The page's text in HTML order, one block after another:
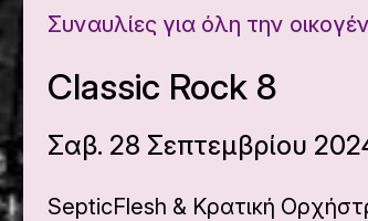
Συναυλίες για όλη την
Classic Rock 8
Σαβ. 28 Σεπτεμβρίου
SepticFlesh & Κρατική